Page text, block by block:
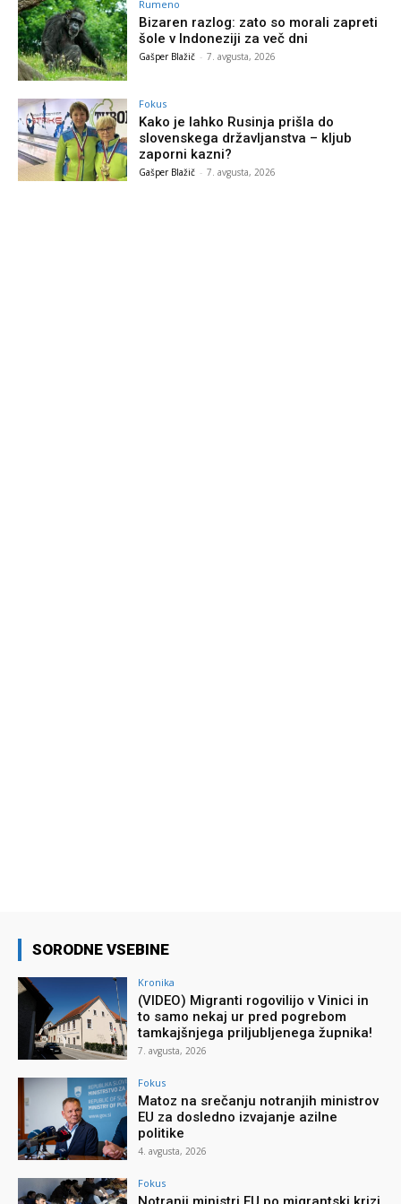
Rumeno
Bizaren razlog: zato so morali zapreti
šole v Indoneziji za več dni
Gašper Blažič - 7. avgusta, 2026
Fokus
Kako je lahko Rusinja prišla do
slovenskega državljanstva – kljub
zaporni kazni?
Gašper Blažič - 7. avgusta, 2026
SORODNE VSEBINE
Kronika
(VIDEO) Migranti rogovilijo v Vinici in
to samo nekaj ur pred pogrebom
tamkajšnjega priljubljenega župnika!
7. avgusta, 2026
Fokus
Matoz na srečanju notranjih ministrov
EU za dosledno izvajanje azilne
politike
4. avgusta, 2026
Fokus